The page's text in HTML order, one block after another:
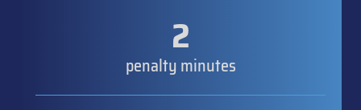
2
penalty minutes